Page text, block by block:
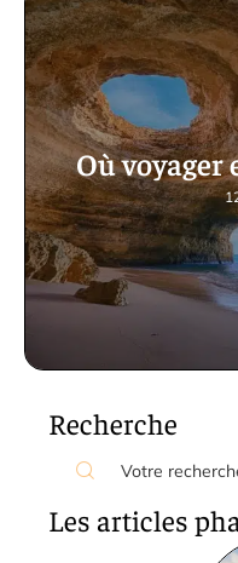
Où voyager
Recherche
Les articles